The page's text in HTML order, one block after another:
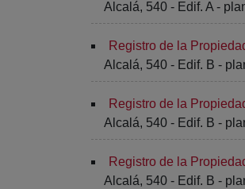
Alcalá, 540 - Edif. A -
Registro de la
Alcalá, 540 - Edif. B -
Registro de la
Alcalá, 540 - Edif. B -
Registro de la
Alcalá, 540 - Edif. B -